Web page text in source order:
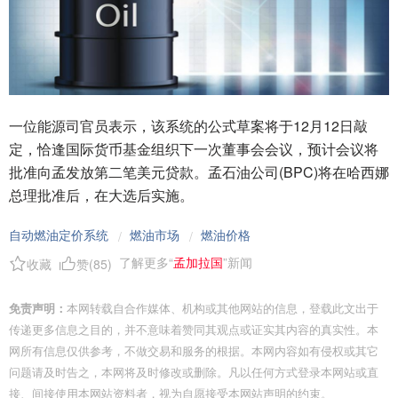
一位能源司官员表示，该系统的公式草案将于12月12日敲
定，恰逢国际货币基金组织下一次董事会会议，预计会议将
批准向孟发放第二笔美元贷款。孟石油公司(BPC)将在哈西娜
总理批准后，在大选后实施。
自动燃油定价系统 / 燃油市场 / 燃油价格
收藏
赞(85) 了解更多“孟加拉国”新闻
免责声明： 本网转载自合作媒体、机构或其他网站的信息，登载此文出于
传递更多信息之目的，并不意味着赞同其观点或证实其内容的真实性。本
网所有信息仅供参考，不做交易和服务的根据。本网内容如有侵权或其它
问题请及时告之，本网将及时修改或删除。凡以任何方式登录本网站或直
接、间接使用本网站资料者，视为自愿接受本网站声明的约束。